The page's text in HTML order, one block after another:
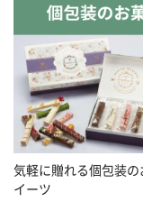
気軽に贈れる個包装の
イーツ